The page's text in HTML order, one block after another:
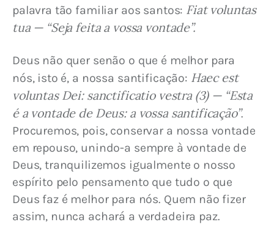
palavra tão familiar aos santos: Fiat voluntas
tua — “Seja feita a vossa vontade”.
Deus não quer senão o que é melhor para
nós, isto é, a nossa santificação: Haec est
voluntas Dei: sanctificatio vestra (3) — “Esta
é a vontade de Deus: a vossa santificação”.
Procuremos, pois, conservar a nossa vontade
em repouso, unindo-a sempre à vontade de
Deus, tranquilizemos igualmente o nosso
espírito pelo pensamento que tudo o que
Deus faz é melhor para nós. Quem não fizer
assim, nunca achará a verdadeira paz.